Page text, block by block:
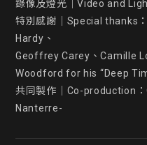
錄像及燈光｜Video and
特別感謝｜Special thanks
Hardy、
Geoffrey Carey、Camille
Woodford for his “Deep
共同製作｜Co-production
Nanterre-